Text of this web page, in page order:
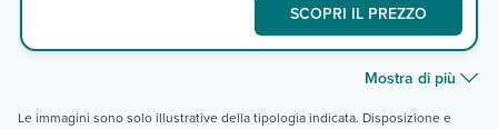
SCOPRI IL PREZZO
Mostra di più
Le immagini sono solo illustrative della tipologia indicata. Disposizione e